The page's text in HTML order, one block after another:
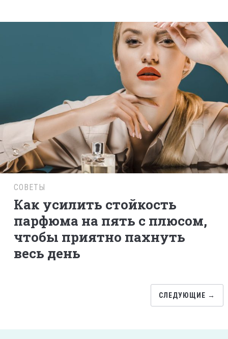
СОВЕТЫ
Как усилить стойкость
парфюма на пять с плюсом,
чтобы приятно пахнуть
весь день
СЛЕДУЮЩИЕ →